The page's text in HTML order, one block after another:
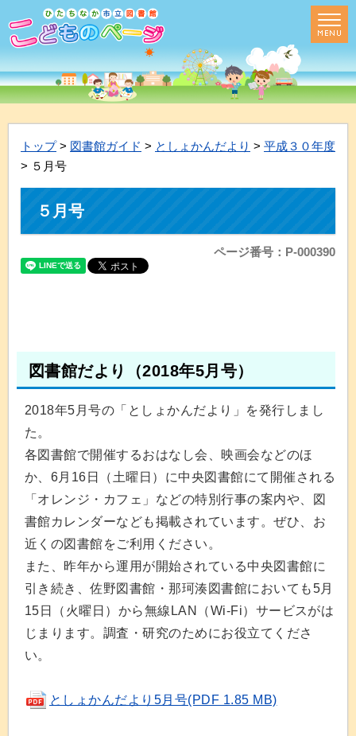
トップ> 図書館ガイド > としょかんだより > 平成３０年度
> ５月号
５月号
ページ番号：P-000390
図書館だより（2018年5月号）
2018年5月号の「としょかんだより」を発行しまし
た。
各図書館で開催するおはなし会、映画会などのほ
か、6月16日（土曜日）に中央図書館にて開催される
「オレンジ・カフェ」などの特別行事の案内や、図
書館カレンダーなども掲載されています。ぜひ、お
近くの図書館をご利用ください。
また、昨年から運用が開始されている中央図書館に
引き続き、佐野図書館・那珂湊図書館においても5月
15日（火曜日）から無線LAN（Wi-Fi）サービスがは
じまります。調査・研究のためにお役立てくださ
い。
としょかんだより5月号(PDF 1.85 MB)